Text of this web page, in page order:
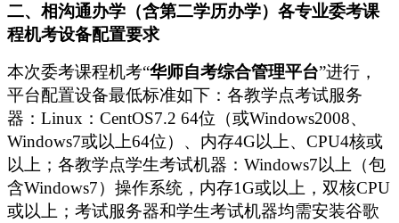
二、相沟通办学（含第二学历办学）各专业委考课
程机考设备配置要求
本次委考课程机考“华师自考综合管理平台”进行，
平台配置设备最低标准如下：各教学点考试服务
器：Linux：CentOS7.2 64位（或Windows2008、
Windows7或以上64位）、内存4G以上、CPU4核或
以上；各教学点学生考试机器：Windows7以上（包
含Windows7）操作系统，内存1G或以上，双核CPU
或以上；考试服务器和学生考试机器均需安装谷歌